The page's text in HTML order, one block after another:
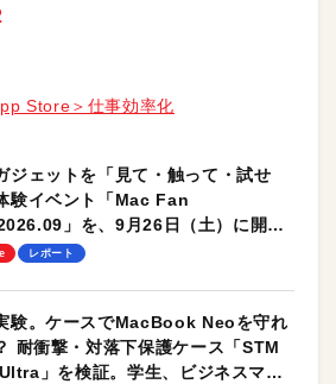
Store＞仕事効率化
ジェットを「見て・触って・試せ
験イベント「Mac Fan
」を、9月26日（土）に開催
！レポート
験。ケースでMacBook Neoを守れ
耐衝撃・対落下保護ケース「STM
」を検証。学生、ビジネスマン